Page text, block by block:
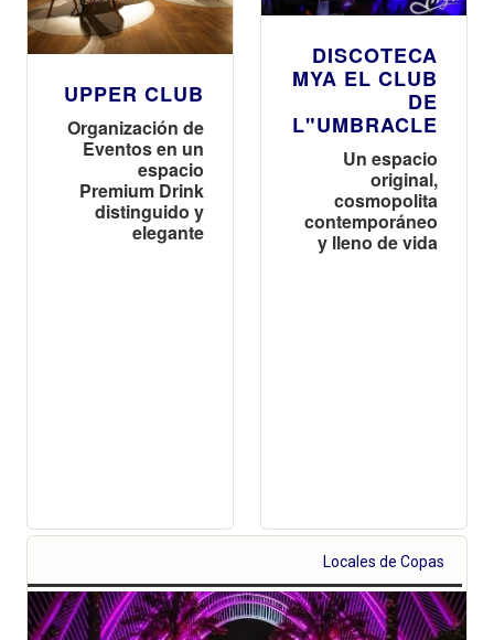
UPPER CLUB
Organización de
Eventos en un
espacio
Premium Drink
distinguido y
elegante
DISCOTECA
MYA EL CLUB
DE
L"UMBRACLE
Un espacio
original,
cosmopolita
contemporáneo
y lleno de vida
Locales de Copas